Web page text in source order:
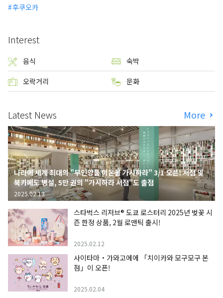
후쿠오카
Interest
음식 숙박
오락거리 문화
Latest News More
나라에 세계 최대의 "무인양품 이온몰 가시하라" 3/1 오픈! 서점 및
북카페도 병설, 5만 권의 "가시하라 서점"도 출점
2025.02.13
스타벅스 리저브® 도쿄 로스터리 2025년 벚꽃 시
즌 한정 상품, 2월 로맨틱 출시!
2025.02.12
사이타마・가와고에에 「치이카와 모구모구 본
점」이 오픈!
2025.02.04